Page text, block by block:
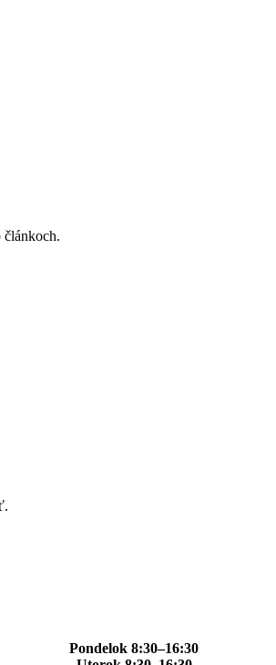
článkoch.
Pondelok 8:30–16:30